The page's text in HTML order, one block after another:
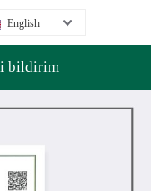
English
bildirim